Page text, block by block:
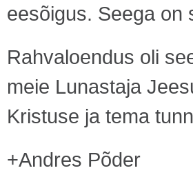
eesõigus. Seega on
Rahvaloendus oli
meie Lunastaja
Kristuse ja tema
+Andres Põder